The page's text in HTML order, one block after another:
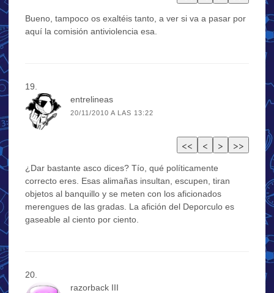
Bueno, tampoco os exaltéis tanto, a ver si va a pasar por
aquí la comisión antiviolencia esa.
entrelineas
20/11/2010 A LAS 13:22
¿Dar bastante asco dices? Tío, qué políticamente
correcto eres. Esas alimañas insultan, escupen, tiran
objetos al banquillo y se meten con los aficionados
merengues de las gradas. La afición del Deporculo es
gaseable al ciento por ciento.
razorback III